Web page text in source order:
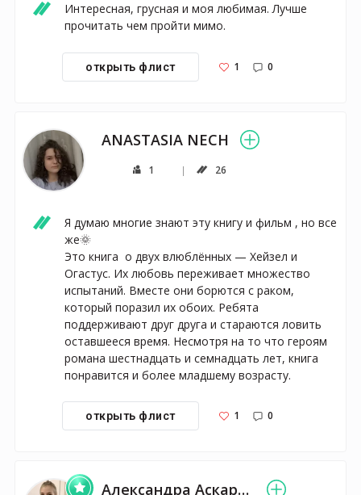
Интересная, грусная и моя любимая. Лучше
прочитать чем пройти мимо.
открыть флист 1 0
ANASTASIA NECH
1 26
Я думаю многие знают эту книгу и фильм , но все
же🌞
Это книга  о двух влюблённых — Хейзел и
Огастус. Их любовь переживает множество
испытаний. Вместе они борются с раком,
который поразил их обоих. Ребята
поддерживают друг друга и стараются ловить
оставшееся время. Несмотря на то что героям
романа шестнадцать и семнадцать лет, книга
понравится и более младшему возрасту.
открыть флист 1 0
Александра Аскарова